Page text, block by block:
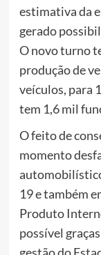
estimativa da
gerado
O novo turno
produção de
veículos, para
tem 1,6 mil
O feito de
momento
19 e também
Produto
possível
gestão do